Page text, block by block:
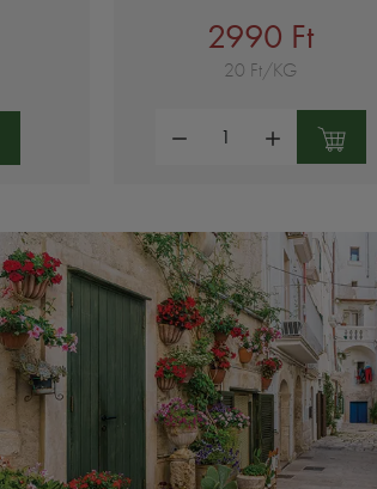
2990 Ft
20 Ft/KG